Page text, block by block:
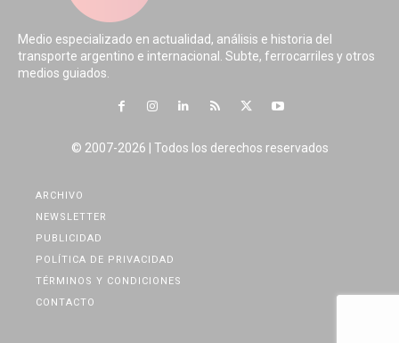
Medio especializado en actualidad, análisis e historia del
transporte argentino e internacional. Subte, ferrocarriles y otros
medios guiados.
© 2007-2026 | Todos los derechos reservados
ARCHIVO
NEWSLETTER
PUBLICIDAD
POLÍTICA DE PRIVACIDAD
TÉRMINOS Y CONDICIONES
CONTACTO